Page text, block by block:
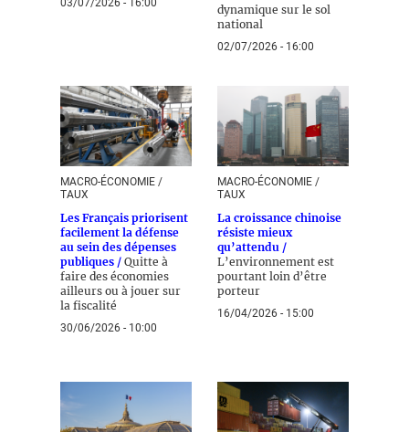
03/07/2026 - 16:00
dynamique sur le sol
national
02/07/2026 - 16:00
MACRO-ÉCONOMIE /
TAUX
Les Français priorisent
facilement la défense
au sein des dépenses
publiques / Quitte à
faire des économies
ailleurs ou à jouer sur
la fiscalité
30/06/2026 - 10:00
MACRO-ÉCONOMIE /
TAUX
La croissance chinoise
résiste mieux
qu’attendu /
L’environnement est
pourtant loin d’être
porteur
16/04/2026 - 15:00